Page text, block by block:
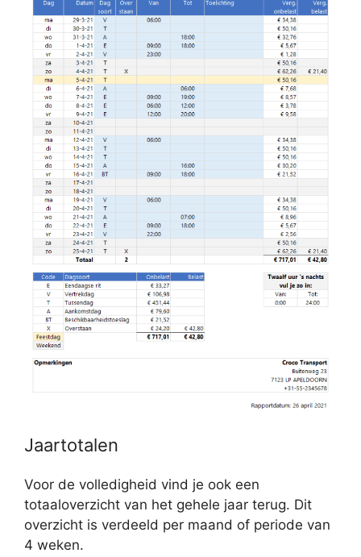
Jaartotalen
Voor de volledigheid vind je ook een
totaaloverzicht van het gehele jaar terug. Dit
overzicht is verdeeld per maand of periode van
4 weken.